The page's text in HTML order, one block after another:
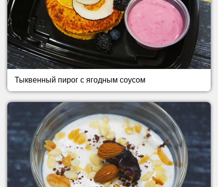
Тыквенный пирог с ягодным соусом